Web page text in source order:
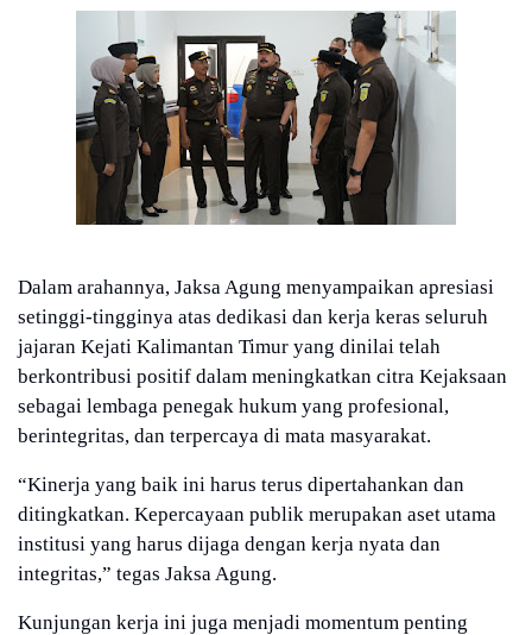
Dalam arahannya, Jaksa Agung menyampaikan apresiasi
setinggi-tingginya atas dedikasi dan kerja keras seluruh
jajaran Kejati Kalimantan Timur yang dinilai telah
berkontribusi positif dalam meningkatkan citra Kejaksaan
sebagai lembaga penegak hukum yang profesional,
berintegritas, dan terpercaya di mata masyarakat.
“Kinerja yang baik ini harus terus dipertahankan dan
ditingkatkan. Kepercayaan publik merupakan aset utama
institusi yang harus dijaga dengan kerja nyata dan
integritas,” tegas Jaksa Agung.
Kunjungan kerja ini juga menjadi momentum penting